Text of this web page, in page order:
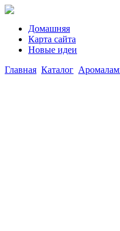
Домашняя
Карта сайта
Новые идеи
Главная Каталог